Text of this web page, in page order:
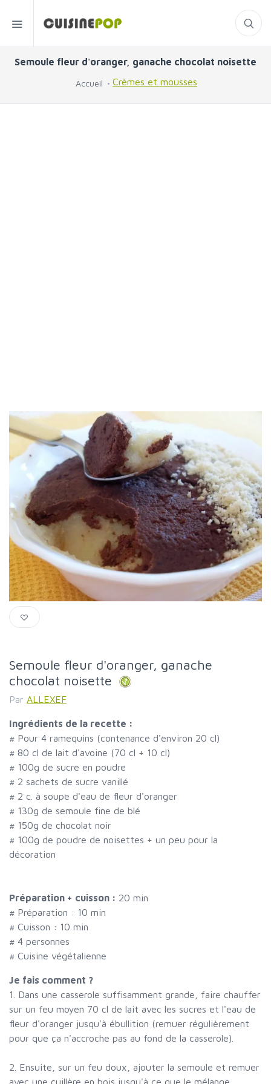
Semoule fleur d'oranger, ganache chocolat noisette
Accueil Crèmes et mousses
Semoule fleur d'oranger, ganache
chocolat noisette
Par ALLEXEF
Ingrédients de la recette :
# Pour 4 ramequins (contenance d'environ 20 cl)
# 80 cl de lait d'avoine (70 cl + 10 cl)
# 100g de sucre en poudre
# 2 sachets de sucre vanillé
# 2 c. à soupe d'eau de fleur d'oranger
# 130g de semoule fine de blé
# 150g de chocolat noir
# 100g de poudre de noisettes + un peu pour la
décoration
Préparation + cuisson : 20 min
# Préparation : 10 min
# Cuisson : 10 min
# 4 personnes
# Cuisine végétalienne
Je fais comment ?
1. Dans une casserole suffisamment grande, faire chauffer
sur un feu moyen 70 cl de lait avec les sucres et l'eau de
fleur d'oranger jusqu'à ébullition (remuer régulièrement
pour que ça n'accroche pas au fond de la casserole).
2. Ensuite, sur un feu doux, ajouter la semoule et remuer
avec une cuillère en bois jusqu'à ce que le mélange